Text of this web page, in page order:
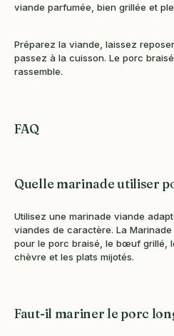
viande parfumée, bien grillée et
Préparez la viande, laissez
passez à la cuisson. Le porc
rassemble.
FAQ
Quelle marinade utiliser
Utilisez une marinade viande
viandes de caractère. La
pour le porc braisé, le bœuf grillé,
chèvre et les plats mijotés.
Faut-il mariner le porc